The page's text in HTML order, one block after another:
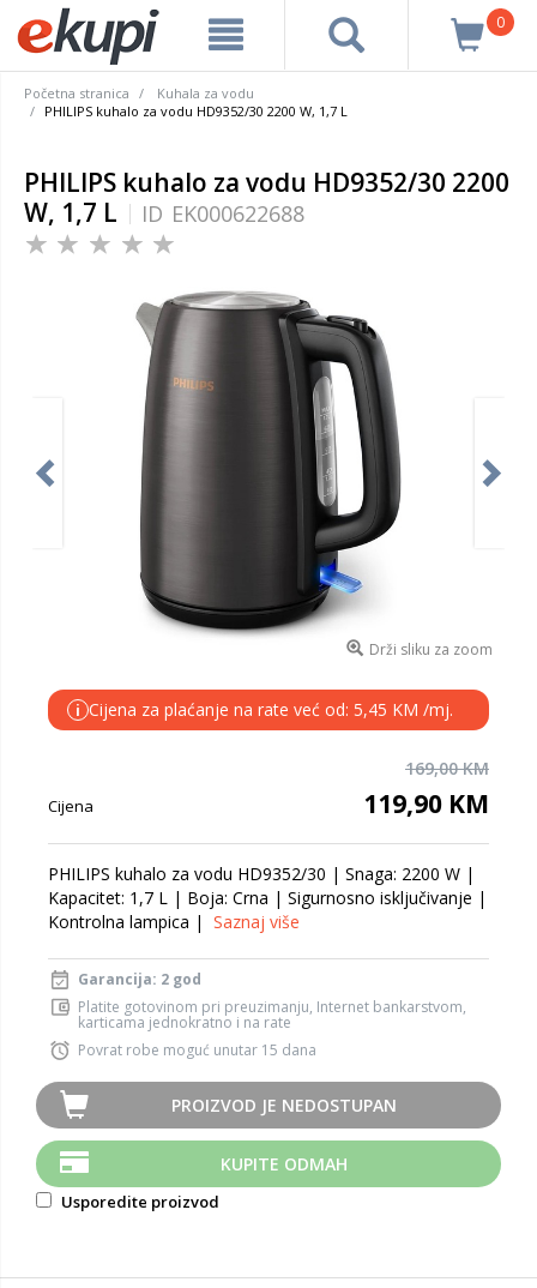
0
Početna stranica
Kuhala za vodu
PHILIPS kuhalo za vodu HD9352/30 2200 W, 1,7 L
PHILIPS kuhalo za vodu HD9352/30 2200
W, 1,7 L
ID EK000622688
Drži sliku za zoom
i Cijena za plaćanje na rate već od: 5,45 KM /mj.
169,00 KM
Cijena 119,90 KM
PHILIPS kuhalo za vodu HD9352/30 | Snaga: 2200 W |
Kapacitet: 1,7 L | Boja: Crna | Sigurnosno isključivanje |
Kontrolna lampica | Saznaj više
Garancija: 2 god
Platite gotovinom pri preuzimanju, Internet bankarstvom,
karticama jednokratno i na rate
Povrat robe moguć unutar 15 dana
PROIZVOD JE NEDOSTUPAN
KUPITE ODMAH
Usporedite proizvod